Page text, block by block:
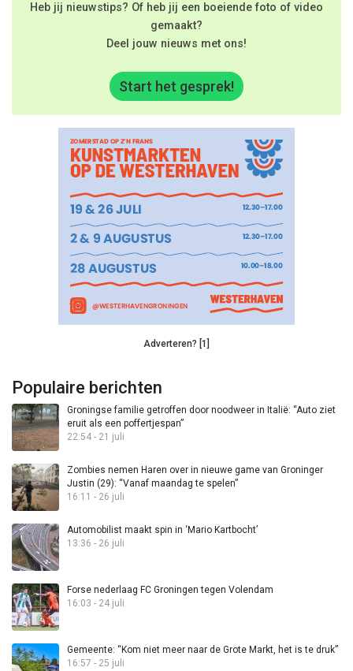
Heb jij nieuwstips? Of heb jij een boeiende foto of video
gemaakt?
Deel jouw nieuws met ons!
Start het gesprek!
Adverteren? [1]
Populaire berichten
Groningse familie getroffen door noodweer in Italië: “Auto ziet
eruit als een poffertjespan”
22:54 - 21 juli
Zombies nemen Haren over in nieuwe game van Groninger
Justin (29): “Vanaf maandag te spelen”
16:11 - 26 juli
Automobilist maakt spin in ‘Mario Kartbocht’
13:36 - 26 juli
Forse nederlaag FC Groningen tegen Volendam
16:03 - 24 juli
Gemeente: “Kom niet meer naar de Grote Markt, het is te druk”
16:57 - 25 juli